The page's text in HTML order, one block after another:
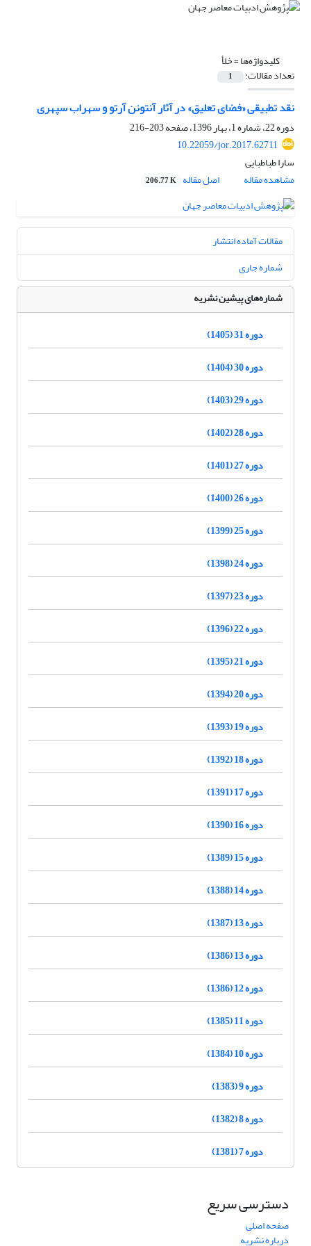
کلیدواژه‌ها =خلأ
تعداد مقالات: 1
نقد تطبیقی «فضای تعلیق» در آثار آنتونن آرتو و سهراب سپهری
دوره 22، شماره 1، بهار 1396، صفحه
203-216
10.22059/jor.2017.62711
سارا طباطبایی
مشاهده مقاله
اصل مقاله 206.77 K
مقالات آماده انتشار
شماره جاری
شماره‌های پیشین نشریه
دوره 31 (1405)
دوره 30 (1404)
دوره 29 (1403)
دوره 28 (1402)
دوره 27 (1401)
دوره 26 (1400)
دوره 25 (1399)
دوره 24 (1398)
دوره 23 (1397)
دوره 22 (1396)
دوره 21 (1395)
دوره 20 (1394)
دوره 19 (1393)
دوره 18 (1392)
دوره 17 (1391)
دوره 16 (1390)
دوره 15 (1389)
دوره 14 (1388)
دوره 13 (1387)
دوره 13 (1386)
دوره 12 (1386)
دوره 11 (1385)
دوره 10 (1384)
دوره 9 (1383)
دوره 8 (1382)
دوره 7 (1381)
دسترسی سریع
صفحه اصلی
درباره نشریه